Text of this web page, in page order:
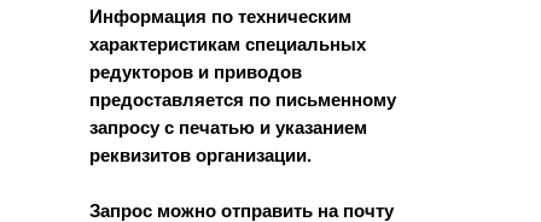
Информация по техническим
характеристикам специальных
редукторов и приводов
предоставляется по письменному
запросу с печатью и указанием
реквизитов организации.
Запрос можно отправить на почту